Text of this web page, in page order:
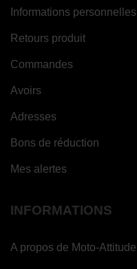
Informations personnelles
Retours produit
Commandes
Avoirs
Adresses
Bons de réduction
Mes alertes
INFORMATIONS
A propos de Moto-Attitude